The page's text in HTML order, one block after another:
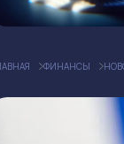
ФИНАНСЫ